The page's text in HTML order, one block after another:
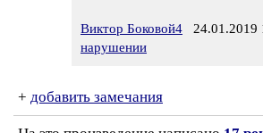
Виктор Боковой4 24.01.2019
нарушении
+ добавить замечания